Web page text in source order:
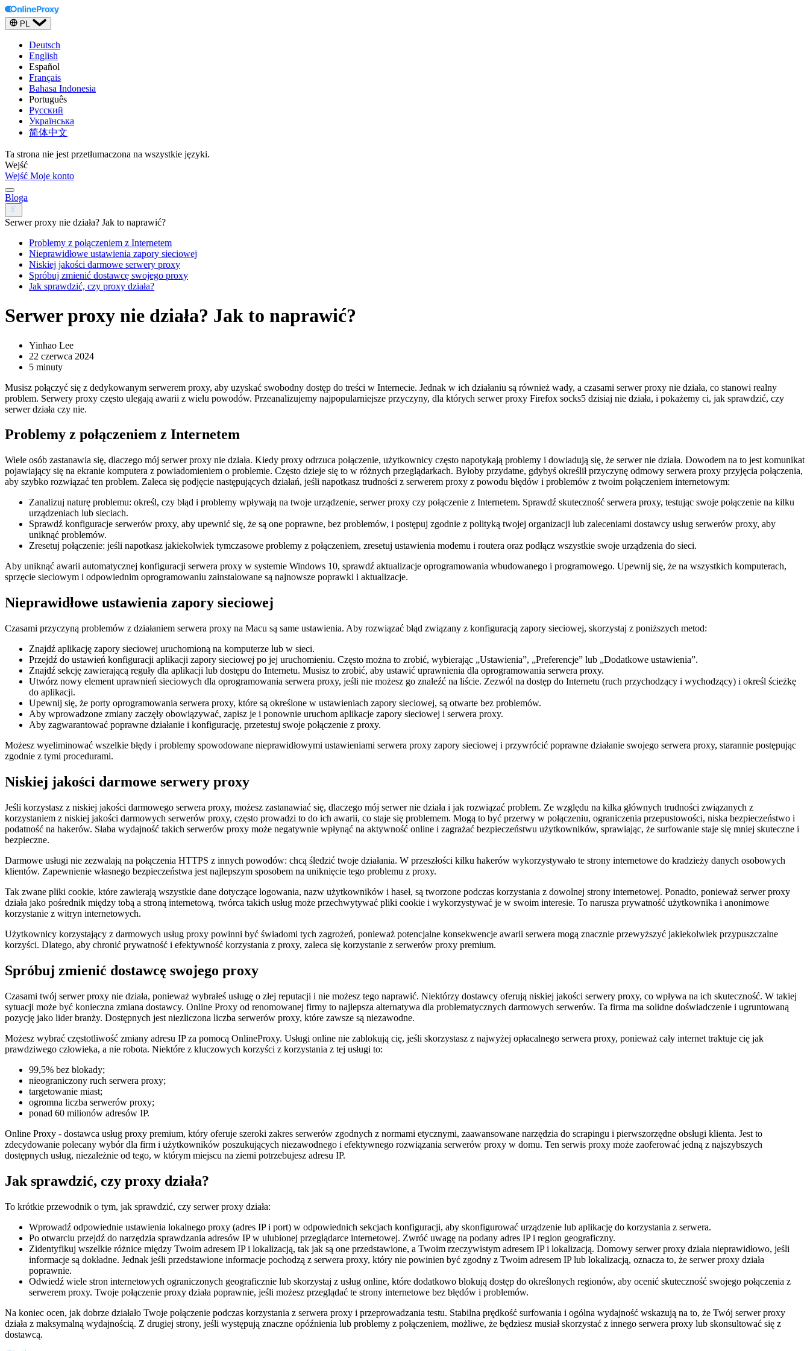
PL
Deutsch
English
Español
Français
Bahasa Indonesia
Português
Русский
Українська
简体中文
Ta strona nie jest przetłumaczona na wszystkie języki.
Wejść
Wejść Moje konto
Bloga
Serwer proxy nie działa? Jak to naprawić?
Problemy z połączeniem z Internetem
Nieprawidłowe ustawienia zapory sieciowej
Niskiej jakości darmowe serwery proxy
Spróbuj zmienić dostawcę swojego proxy
Jak sprawdzić, czy proxy działa?
Serwer proxy nie działa? Jak to naprawić?
Yinhao Lee
22 czerwca 2024
5 minuty
Musisz połączyć się z dedykowanym serwerem proxy, aby uzyskać swobodny dostęp do treści w Internecie. Jednak w ich działaniu są również wady, a czasami serwer proxy nie działa, co stanowi realny
problem. Serwery proxy często ulegają awarii z wielu powodów. Przeanalizujemy najpopularniejsze przyczyny, dla których serwer proxy Firefox socks5 dzisiaj nie działa, i pokażemy ci, jak sprawdzić, czy
serwer działa czy nie.
Problemy z połączeniem z Internetem
Wiele osób zastanawia się, dlaczego mój serwer proxy nie działa. Kiedy proxy odrzuca połączenie, użytkownicy często napotykają problemy i dowiadują się, że serwer nie działa. Dowodem na to jest komunikat
pojawiający się na ekranie komputera z powiadomieniem o problemie. Często dzieje się to w różnych przeglądarkach. Byłoby przydatne, gdybyś określił przyczynę odmowy serwera proxy przyjęcia połączenia,
aby szybko rozwiązać ten problem. Zaleca się podjęcie następujących działań, jeśli napotkasz trudności z serwerem proxy z powodu błędów i problemów z twoim połączeniem internetowym:
Zanalizuj naturę problemu: określ, czy błąd i problemy wpływają na twoje urządzenie, serwer proxy czy połączenie z Internetem. Sprawdź skuteczność serwera proxy, testując swoje połączenie na kilku
urządzeniach lub sieciach.
Sprawdź konfiguracje serwerów proxy, aby upewnić się, że są one poprawne, bez problemów, i postępuj zgodnie z polityką twojej organizacji lub zaleceniami dostawcy usług serwerów proxy, aby
uniknąć problemów.
Zresetuj połączenie: jeśli napotkasz jakiekolwiek tymczasowe problemy z połączeniem, zresetuj ustawienia modemu i routera oraz podłącz wszystkie swoje urządzenia do sieci.
Aby uniknąć awarii automatycznej konfiguracji serwera proxy w systemie Windows 10, sprawdź aktualizacje oprogramowania wbudowanego i programowego. Upewnij się, że na wszystkich komputerach,
sprzęcie sieciowym i odpowiednim oprogramowaniu zainstalowane są najnowsze poprawki i aktualizacje.
Nieprawidłowe ustawienia zapory sieciowej
Czasami przyczyną problemów z działaniem serwera proxy na Macu są same ustawienia. Aby rozwiązać błąd związany z konfiguracją zapory sieciowej, skorzystaj z poniższych metod:
Znajdź aplikację zapory sieciowej uruchomioną na komputerze lub w sieci.
Przejdź do ustawień konfiguracji aplikacji zapory sieciowej po jej uruchomieniu. Często można to zrobić, wybierając „Ustawienia”, „Preferencje” lub „Dodatkowe ustawienia”.
Znajdź sekcję zawierającą reguły dla aplikacji lub dostępu do Internetu. Musisz to zrobić, aby ustawić uprawnienia dla oprogramowania serwera proxy.
Utwórz nowy element uprawnień sieciowych dla oprogramowania serwera proxy, jeśli nie możesz go znaleźć na liście. Zezwól na dostęp do Internetu (ruch przychodzący i wychodzący) i określ ścieżkę
do aplikacji.
Upewnij się, że porty oprogramowania serwera proxy, które są określone w ustawieniach zapory sieciowej, są otwarte bez problemów.
Aby wprowadzone zmiany zaczęły obowiązywać, zapisz je i ponownie uruchom aplikacje zapory sieciowej i serwera proxy.
Aby zagwarantować poprawne działanie i konfigurację, przetestuj swoje połączenie z proxy.
Możesz wyeliminować wszelkie błędy i problemy spowodowane nieprawidłowymi ustawieniami serwera proxy zapory sieciowej i przywrócić poprawne działanie swojego serwera proxy, starannie postępując
zgodnie z tymi procedurami.
Niskiej jakości darmowe serwery proxy
Jeśli korzystasz z niskiej jakości darmowego serwera proxy, możesz zastanawiać się, dlaczego mój serwer nie działa i jak rozwiązać problem. Ze względu na kilka głównych trudności związanych z
korzystaniem z niskiej jakości darmowych serwerów proxy, często prowadzi to do ich awarii, co staje się problemem. Mogą to być przerwy w połączeniu, ograniczenia przepustowości, niska bezpieczeństwo i
podatność na hakerów. Słaba wydajność takich serwerów proxy może negatywnie wpłynąć na aktywność online i zagrażać bezpieczeństwu użytkowników, sprawiając, że surfowanie staje się mniej skuteczne i
bezpieczne.
Darmowe usługi nie zezwalają na połączenia HTTPS z innych powodów: chcą śledzić twoje działania. W przeszłości kilku hakerów wykorzystywało te strony internetowe do kradzieży danych osobowych
klientów. Zapewnienie własnego bezpieczeństwa jest najlepszym sposobem na uniknięcie tego problemu z proxy.
Tak zwane pliki cookie, które zawierają wszystkie dane dotyczące logowania, nazw użytkowników i haseł, są tworzone podczas korzystania z dowolnej strony internetowej. Ponadto, ponieważ serwer proxy
działa jako pośrednik między tobą a stroną internetową, twórca takich usług może przechwytywać pliki cookie i wykorzystywać je w swoim interesie. To narusza prywatność użytkownika i anonimowe
korzystanie z witryn internetowych.
Użytkownicy korzystający z darmowych usług proxy powinni być świadomi tych zagrożeń, ponieważ potencjalne konsekwencje awarii serwera mogą znacznie przewyższyć jakiekolwiek przypuszczalne
korzyści. Dlatego, aby chronić prywatność i efektywność korzystania z proxy, zaleca się korzystanie z serwerów proxy premium.
Spróbuj zmienić dostawcę swojego proxy
Czasami twój serwer proxy nie działa, ponieważ wybrałeś usługę o złej reputacji i nie możesz tego naprawić. Niektórzy dostawcy oferują niskiej jakości serwery proxy, co wpływa na ich skuteczność. W takiej
sytuacji może być konieczna zmiana dostawcy. Online Proxy od renomowanej firmy to najlepsza alternatywa dla problematycznych darmowych serwerów. Ta firma ma solidne doświadczenie i ugruntowaną
pozycję jako lider branży. Dostępnych jest niezliczona liczba serwerów proxy, które zawsze są niezawodne.
Możesz wybrać częstotliwość zmiany adresu IP za pomocą OnlineProxy. Usługi online nie zablokują cię, jeśli skorzystasz z najwyżej opłacalnego serwera proxy, ponieważ cały internet traktuje cię jak
prawdziwego człowieka, a nie robota. Niektóre z kluczowych korzyści z korzystania z tej usługi to:
99,5% bez blokady;
nieograniczony ruch serwera proxy;
targetowanie miast;
ogromna liczba serwerów proxy;
ponad 60 milionów adresów IP.
Online Proxy - dostawca usług proxy premium, który oferuje szeroki zakres serwerów zgodnych z normami etycznymi, zaawansowane narzędzia do scrapingu i pierwszorzędne obsługi klienta. Jest to
zdecydowanie polecany wybór dla firm i użytkowników poszukujących niezawodnego i efektywnego rozwiązania serwerów proxy w domu. Ten serwis proxy może zaoferować jedną z najszybszych
dostępnych usług, niezależnie od tego, w którym miejscu na ziemi potrzebujesz adresu IP.
Jak sprawdzić, czy proxy działa?
To krótkie przewodnik o tym, jak sprawdzić, czy serwer proxy działa:
Wprowadź odpowiednie ustawienia lokalnego proxy (adres IP i port) w odpowiednich sekcjach konfiguracji, aby skonfigurować urządzenie lub aplikację do korzystania z serwera.
Po otwarciu przejdź do narzędzia sprawdzania adresów IP w ulubionej przeglądarce internetowej. Zwróć uwagę na podany adres IP i region geograficzny.
Zidentyfikuj wszelkie różnice między Twoim adresem IP i lokalizacją, tak jak są one przedstawione, a Twoim rzeczywistym adresem IP i lokalizacją. Domowy serwer proxy działa nieprawidłowo, jeśli
informacje są dokładne. Jednak jeśli przedstawione informacje pochodzą z serwera proxy, który nie powinien być zgodny z Twoim adresem IP lub lokalizacją, oznacza to, że serwer proxy działa
poprawnie.
Odwiedź wiele stron internetowych ograniczonych geograficznie lub skorzystaj z usług online, które dodatkowo blokują dostęp do określonych regionów, aby ocenić skuteczność swojego połączenia z
serwerem proxy. Twoje połączenie proxy działa poprawnie, jeśli możesz przeglądać te strony internetowe bez błędów i problemów.
Na koniec ocen, jak dobrze działało Twoje połączenie podczas korzystania z serwera proxy i przeprowadzania testu. Stabilna prędkość surfowania i ogólna wydajność wskazują na to, że Twój serwer proxy
działa z maksymalną wydajnością. Z drugiej strony, jeśli występują znaczne opóźnienia lub problemy z połączeniem, możliwe, że będziesz musiał skorzystać z innego serwera proxy lub skonsultować się z
dostawcą.